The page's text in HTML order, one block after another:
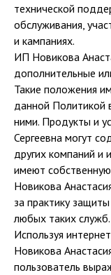
технической
обслуживания,
и кампаниях.
ИП Новикова
дополнительные
Такие положения
данной Политикой
ними. Продукты и
Сергеевна могут
других компаний и
имеют
Новикова
за практику
любых таких служб.
Используя
Новикова
пользователь